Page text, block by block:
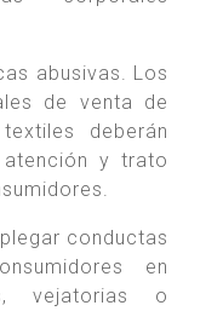
abusivas. Los
de venta de
deberán
y trato
conductas
en
vejatorias o